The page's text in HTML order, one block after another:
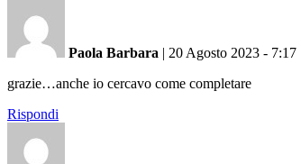
Paola Barbara | 20 Agosto 2023 - 7:17
grazie…anche io cercavo come completare
Rispondi